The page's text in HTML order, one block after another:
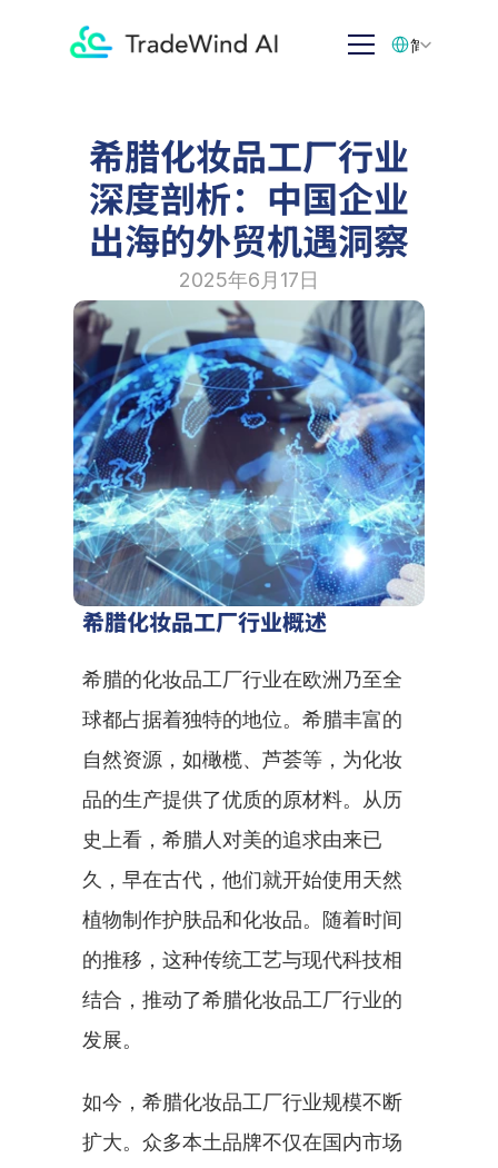
希腊化妆品工厂行业
深度剖析：中国企业
出海的外贸机遇洞察
2025年6月17日
希腊化妆品工厂行业概述
希腊的化妆品工厂行业在欧洲乃至全
球都占据着独特的地位。希腊丰富的
自然资源，如橄榄、芦荟等，为化妆
品的生产提供了优质的原材料。从历
史上看，希腊人对美的追求由来已
久，早在古代，他们就开始使用天然
植物制作护肤品和化妆品。随着时间
的推移，这种传统工艺与现代科技相
结合，推动了希腊化妆品工厂行业的
发展。
如今，希腊化妆品工厂行业规模不断
扩大。众多本土品牌不仅在国内市场
简体中文